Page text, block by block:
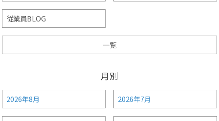
従業員BLOG
一覧
月別
2026年8月 2026年7月